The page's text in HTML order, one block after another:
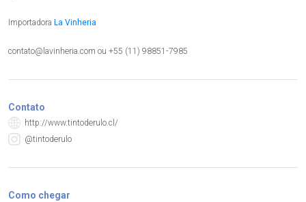
Importadora La Vinheria
contato@lavinheria.com ou +55 (11) 98851-7985
Contato
http://www.tintoderulo.cl/
@tintoderulo
Como chegar